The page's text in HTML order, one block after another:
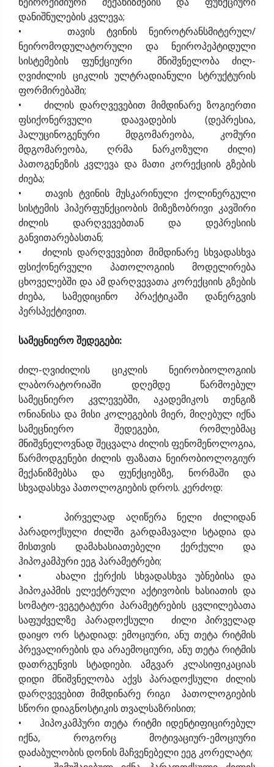
დანიშნულების კვლევა;
• თავის ტვინის ნეიროტრანსმიტერულ/
ნეირომოდულატორული და ნეიროპეპტიდული
სისტემების ფუნქციური მნიშვნელობა ძილ-
ღვიძილის ციკლის ულტრადიანული სტრუქტურის
ფორმირებაში;
• ძილის დარღვევებით მიმდინარე ზოგიერთი
ფსიქონერვული დაავადების (დეპრესია,
ჰალუცინოგენური მდგომარეობა, კომური
მდგომარეობა, ღრმა ნარკოზული ძილი)
პათოგენეზის კვლევა და მათი კორექციის გზების
ძიება;
• თავის ტვინის მუსკარინული ქოლინერგული
სისტემის ჰიპერფუნქციობის მიზეზობრივი კავშირი
ძილის დარღვევებთან და დეპრესიის
განვითარებასთან;
• ძილის დარღვევებით მიმდინარე სხვადასხვა
ფსიქონერვული პათოლოგიის მოდელირება
ცხოველებში და ამ დარღვევათა კორექციის გზების
ძიება, სამედიცინო პრაქტიკაში დანერგვის
პერსპექტივით.
სამეცნიერო შედეგები:
ძილ-ღვიძილის ციკლის ნეირობიოლოგიის
ლაბორატორიაში დღემდე წარმოებულ
სამეცნიერო კვლევებში, აკადემიკოს თენგიზ
ონიანისა და მისი კოლეგების მიერ, მიღებულ იქნა
სამეცნიერო შედეგები, რომლებმაც
მნიშვნელოვნად შეცვალა ძილის ფენომენოლოგია,
წარმოდგენები ძილის ფაზათა ნეირობიოლოგიურ
მექანიზმებსა და ფუნქციებზე, ნორმაში და
სხვადასხვა პათოლოგიების დროს. კერძოდ:
• პირველად აღიწერა ნელი ძილიდან
პარადოქსული ძილში გარდამავალი სტადია და
მისთვის დამახასიათებელი ქერქული და
ჰიპოკამპური ეეგ პარამეტრები;
• ახალი ქერქის სხვადასხვა უბნებისა და
ჰიპოკაპმის ელექტრული აქტივობის ხასიათის და
სომატო-ვეგეტატური პარამეტრების ცვლილებათა
საფუძველზე პარადოქსული ძილი პირველად
დაიყო ორ სტადიად: ემოციური, ანუ თეტა რიტმის
პრევალირების და არაემოციური, ანუ თეტა რიტმის
დათრგუნვის სტადიები. ამგვარ კლასიფიკაციას
დიდი მნიშვნელობა აქვს პარადოქსული ძილის
დარღვევებით მიმდინარე რიგი პათოლოგიების
სწორი დიაგნოსტიკის თვალსაზრისით;
• ჰიპოკამპური თეტა რიტმი იდენტიფიცირებულ
იქნა, როგორც მოტივაციურ-ემოციური
დაძაბულობის დონის მაჩვენებელი ეეგ კორელატი;